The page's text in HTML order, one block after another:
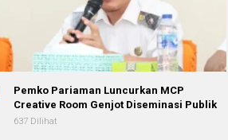
Pemko Pariaman Luncurkan MCP
Creative Room Genjot Diseminasi Publik
637 Dilihat